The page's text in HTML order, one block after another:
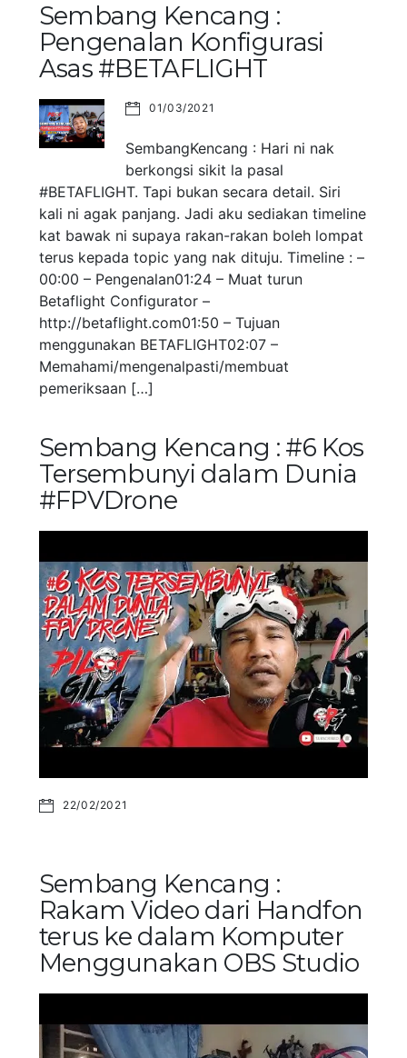
Sembang Kencang :
Pengenalan Konfigurasi
Asas #BETAFLIGHT
01/03/2021
SembangKencang : Hari ni nak
berkongsi sikit la pasal
#BETAFLIGHT. Tapi bukan secara detail. Siri
kali ni agak panjang. Jadi aku sediakan timeline
kat bawak ni supaya rakan-rakan boleh lompat
terus kepada topic yang nak dituju. Timeline : –
00:00 – Pengenalan01:24 – Muat turun
Betaflight Configurator –
http://betaflight.com01:50 – Tujuan
menggunakan BETAFLIGHT02:07 –
Memahami/mengenalpasti/membuat
pemeriksaan […]
Sembang Kencang : #6 Kos
Tersembunyi dalam Dunia
#FPVDrone
22/02/2021
Sembang Kencang :
Rakam Video dari Handfon
terus ke dalam Komputer
Menggunakan OBS Studio